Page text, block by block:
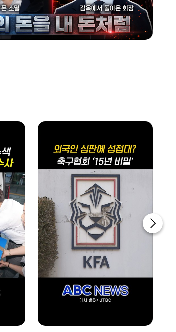
ABC 특집 대담
ABC스페셜_늙지 않는 한국인의 비밀
1500~1600
글로벌 ABC
1600~1700
투데이 업&다운